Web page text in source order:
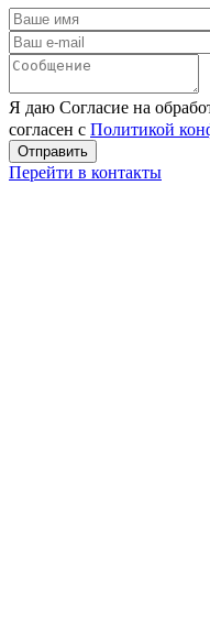
Я даю Согласие на
согласен с Политикой
Перейти в контакты